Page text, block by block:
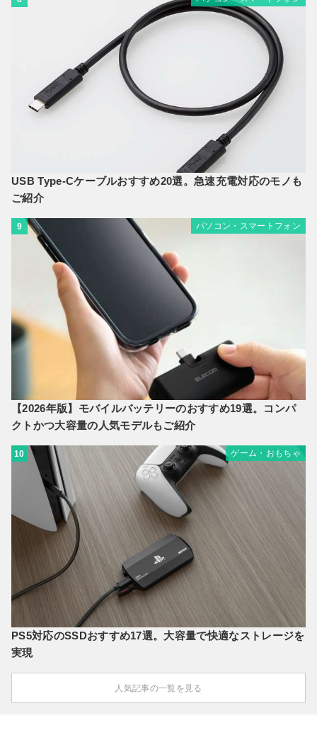
USB Type-Cケーブルおすすめ20選。急速充電対応のモノも
ご紹介
9 パソコン・スマートフォン
【2026年版】モバイルバッテリーのおすすめ19選。コンパ
クトかつ大容量の人気モデルもご紹介
10 ゲーム・おもちゃ
PS5対応のSSDおすすめ17選。大容量で快適なストレージを
実現
人気記事の一覧を見る